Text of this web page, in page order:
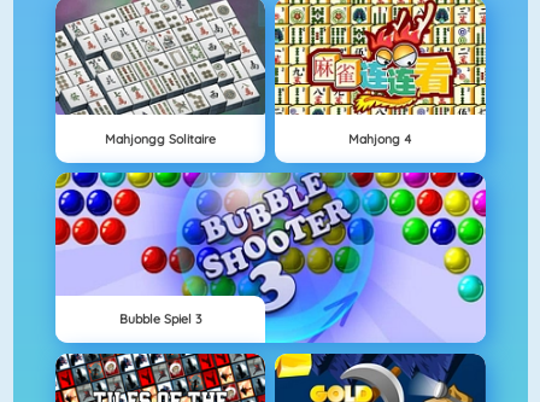
Mahjongg Solitaire Mahjong 4
Bubble Spiel 3